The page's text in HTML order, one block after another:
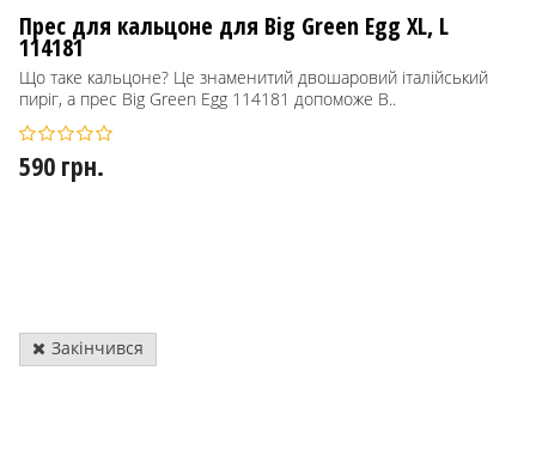
Прес для кальцонe для Big Green Egg XL, L
114181
Що таке кальцоне? Це знаменитий двошаровий італійський
пиріг, а прес Big Green Egg 114181 допоможе В..
590 грн.
Закінчився